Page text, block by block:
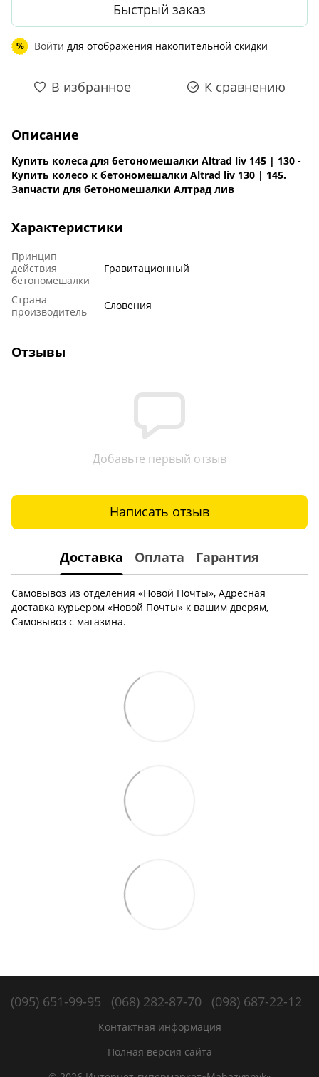
Быстрый заказ
% Войти для отображения накопительной скидки
В избранное К сравнению
Описание
Купить колеса для бетономешалки Altrad liv 145 | 130 -
Купить колесо к бетономешалки Altrad liv 130 | 145.
Запчасти для бетономешалки Алтрад лив
Характеристики
Принцип
действия
бетономешалки
Гравитационный
Страна
производитель
Словения
Отзывы
Добавьте первый отзыв
Написать отзыв
Доставка Оплата Гарантия
Самовывоз из отделения «Новой Почты», Адресная
доставка курьером «Новой Почты» к вашим дверям,
Самовывоз с магазина.
(095) 651-99-95 (068) 282-87-70 (098) 687-22-12
Контактная информация
Полная версия сайта